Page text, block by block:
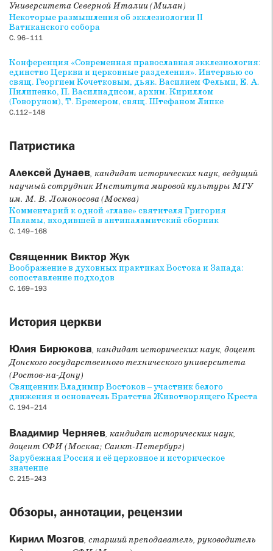
Черняевапосвящена анализу церковного и исторического
значения уникального феномена XX века – Зарубежной
России, которую важно не путать с Русским зарубежьем.
Раздел Обзоры, аннотации, рецензии
богословских конференций «Перевод богослужения на
русский язык: современная практика и перспективы» и «I
Неплюевские чтения. Наследие Н.Н. Неплюева и дело
духовного возрождения России», а также рецензию на
Университета Северной Италии (Милан)
Некоторые размышления об экклезиологии II
Ватиканского собора
С. 96–111
Конференция «Современная православная экклезиология:
единство Церкви и церковные разделения». Интервью со
свящ. Георгием Кочетковым, дьяк. Василием Фельми, Е. А.
Пилипенко, П. Василиадисом, архим. Кириллом
(Говоруном), Т. Бремером, свящ. Штефаном Липке
С.112–148
Патристика
Алексей Дунаев, кандидат исторических наук, ведущий
научный сотрудник Института мировой культуры МГУ
им. М. В. Ломоносова (Москва)
Комментарий к одной «главе» святителя Григория
Паламы, входившей в антипаламитский сборник
С. 149–168
Священник Виктор Жук
Воображение в духовных практиках Востока и Запада:
сопоставление подходов
С. 169–193
История церкви
Юлия Бирюкова, кандидат исторических наук, доцент
Донского государственного технического университета
(Ростов-на-Дону)
Священник Владимир Востоков – участник белого
движения и основатель Братства Животворящего Креста
С. 194–214
Владимир Черняев, кандидат исторических наук,
доцент СФИ (Москва; Санкт-Петербург)
Зарубежная Россия и её церковное и историческое
значение
С. 215–243
Обзоры, аннотации, рецензии
Кирилл Мозгов, старший преподаватель, руководитель